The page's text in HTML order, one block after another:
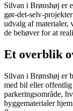
Silvan i Brønshøj er
gør-det-selv-
udvalg af materialer,
de behøver for at
Et overblik
Silvan i Brønshøj er
med bil eller
parkeringsområde,
byggematerialer